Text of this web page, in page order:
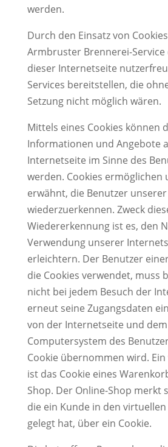
werden.
Durch den Einsatz von
Armbruster Brennerei-Service
dieser Internetseite
Services bereitstellen, die
Setzung nicht möglich wären.
Mittels eines Cookies können
Informationen und Angebote
Internetseite im Sinne des
werden. Cookies ermöglichen
erwähnt, die Benutzer
wiederzuerkennen. Zweck
Wiedererkennung ist es, den
Verwendung unserer
erleichtern. Der Benutzer
die Cookies verwendet, muss
nicht bei jedem Besuch der
erneut seine Zugangsdaten
von der Internetseite und
Computersystem des
Cookie übernommen wird.
ist das Cookie eines
Shop. Der Online-Shop merkt
die ein Kunde in den
gelegt hat, über ein Cookie.